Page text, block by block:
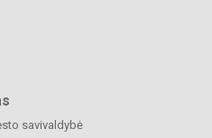
savivaldybė